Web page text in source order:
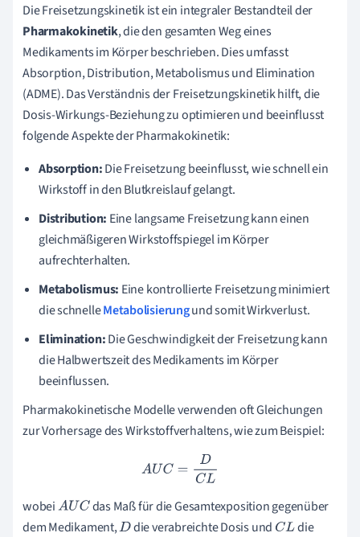
Die Freisetzungskinetik ist ein integraler Bestandteil der
Pharmakokinetik, die den gesamten Weg eines
Medikaments im Körper beschrieben. Dies umfasst
Absorption, Distribution, Metabolismus und Elimination
(ADME). Das Verständnis der Freisetzungskinetik hilft, die
Dosis-Wirkungs-Beziehung zu optimieren und beeinflusst
folgende Aspekte der Pharmakokinetik:
Absorption:Die Freisetzung beeinflusst, wie schnell ein
Wirkstoff in den Blutkreislauf gelangt.
Distribution: Eine langsame Freisetzung kann einen
gleichmäßigeren Wirkstoffspiegel im Körper
aufrechterhalten.
Metabolismus: Eine kontrollierte Freisetzung minimiert
die schnelleMetabolisierungund somit Wirkverlust.
Elimination:Die Geschwindigkeit der Freisetzung kann
die Halbwertszeit des Medikaments im Körper
beeinflussen.
Pharmakokinetische Modelle verwenden oft Gleichungen
zur Vorhersage des Wirkstoffverhaltens, wie zum Beispiel:
AUC =D CL
wobeiAUC das Maß für die Gesamtexposition gegenüber
dem Medikament,D die verabreichte Dosis und CL die